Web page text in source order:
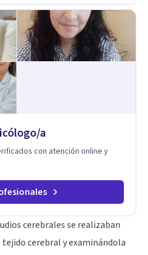
clínicos con niños,
a
con atención online y
cerebrales se realizaban
cerebral y examinándola